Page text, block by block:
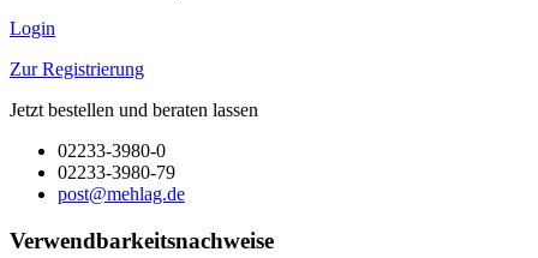
Login
Zur Registrierung
Jetzt bestellen und beraten lassen
02233-3980-0
02233-3980-79
post@mehlag.de
Verwendbarkeitsnachweise